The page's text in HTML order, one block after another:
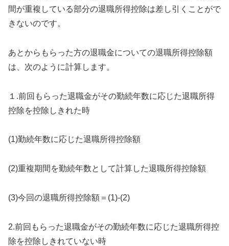
間が重複している部分の退職所得控除は差し引くことがで
きないのです。
あとからもらった方の退職金についての退職所得控除額
は、次のように計算します。
１.前回もらった退職金がその勤続年数に応じた退職所得
控除を控除しきれた時
(1)勤続年数に応じた退職所得控除額
(2)重複期間を勤続年数として計算した退職所得控除額
(3)今回の退職所得控除額＝(1)-(2)
2.前回もらった退職金がその勤続年数に応じた退職所得控
除を控除しきれていない時